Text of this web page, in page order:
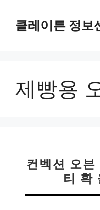
클레이튼 정보
제빵용
컨벡션 오븐
티 확